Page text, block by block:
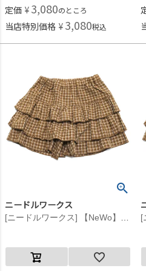
定価 ¥ 3,080のところ
当店特別価格 ¥ 3,080税込
ニードルワークス